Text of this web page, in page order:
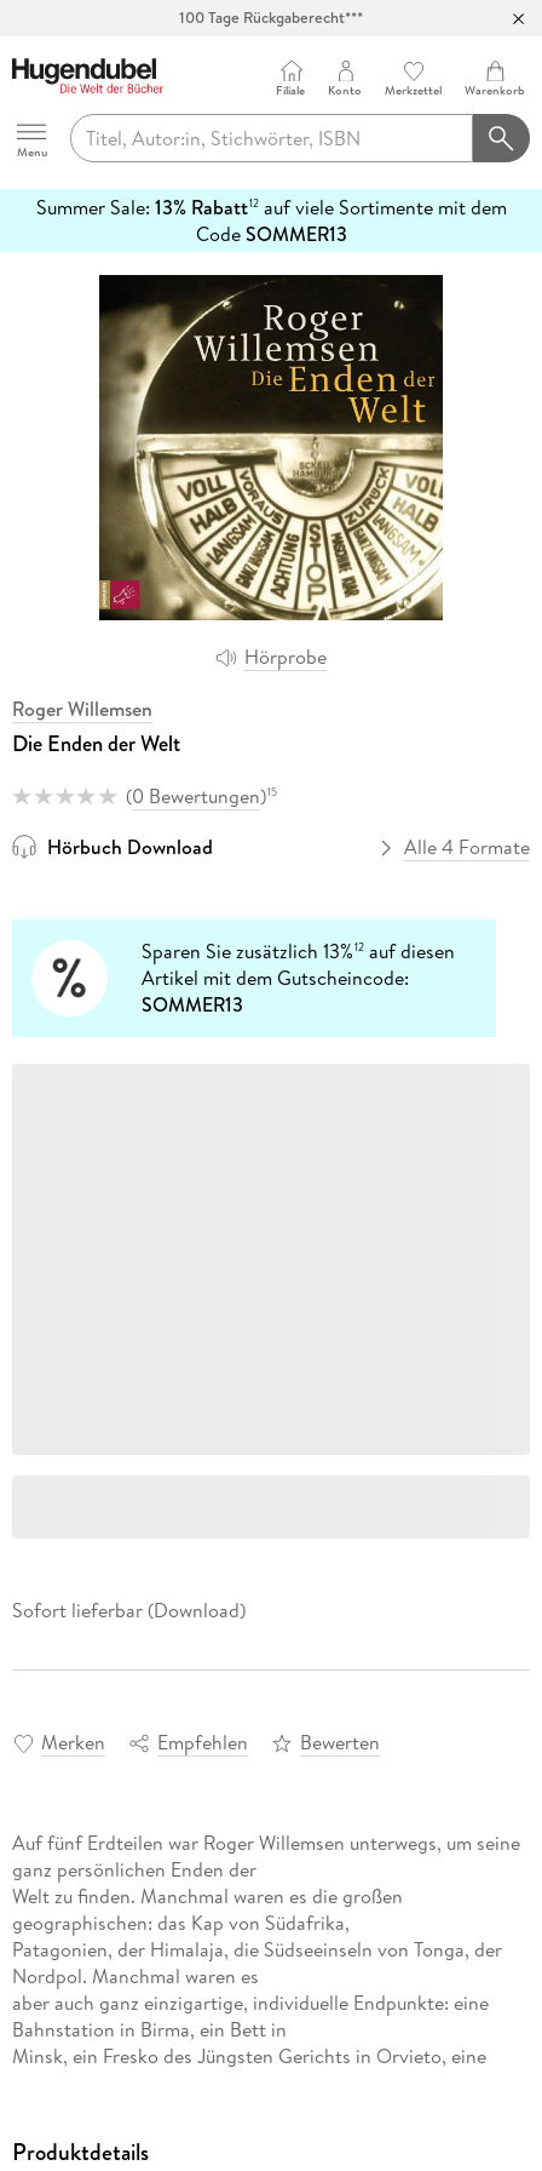
100 Tage Rückgaberecht***
Hugendubel
Menu
Filiale Konto Merkzettel Warenkorb
Summer Sale: 13% Rabatt12auf viele Sortimente mit dem
CodeSOMMER13
erfahren
Hörprobe
Roger Willemsen
Die Enden der Welt
(0 Bewertungen)15
Hörbuch Download Alle 4 Formate
Sparen Sie zusätzlich 13%12 auf diesen
Artikel mit dem Gutscheincode:
SOMMER13
Sofort lieferbar (Download)
Merken Empfehlen Bewerten
Auf fünf Erdteilen war Roger Willemsen unterwegs, um seine
ganz persönlichen Enden der
Welt zu finden. Manchmal waren es die großen
geographischen: das Kap von Südafrika,
Patagonien, der Himalaja, die Südseeinseln von Tonga, der
Nordpol. Manchmal waren es
aber auch ganz einzigartige, individuelle Endpunkte: eine
Bahnstation in Birma, ein Bett in
Minsk, ein Fresko des Jüngsten Gerichts in Orvieto, eine
Reisebildern auch um ein Enden in
anderem Sinn: um ein Ende der Liebe und des Begehrens, der
Produktdetails